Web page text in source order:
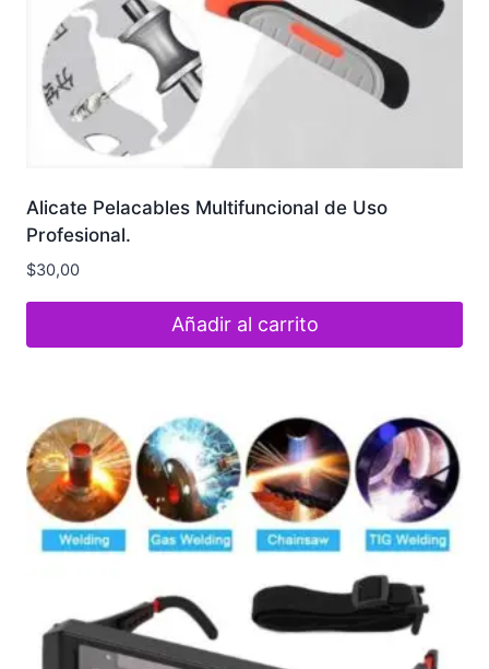
Alicate Pelacables Multifuncional de Uso
Profesional.
$30,00
Añadir al carrito